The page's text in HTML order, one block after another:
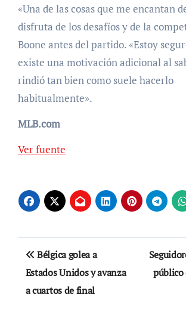
«Una de las cosas que me encantan
disfruta de los desafíos y de la
Boone antes del partido. «Estoy
existe una motivación adicional al
rindió tan bien como suele hacerlo
habitualmente».
MLB.com
Ver fuente
Navegación
de
entradas
Bélgica golea a
Estados Unidos y avanza
a cuartos de final
público